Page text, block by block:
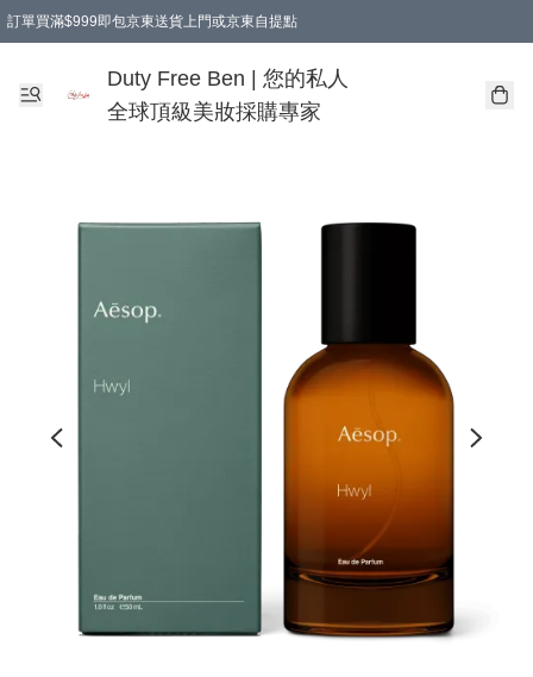
訂單買滿$999即包京東送貨上門或京東自提點
Duty Free Ben | 您的私人
全球頂級美妝採購專家